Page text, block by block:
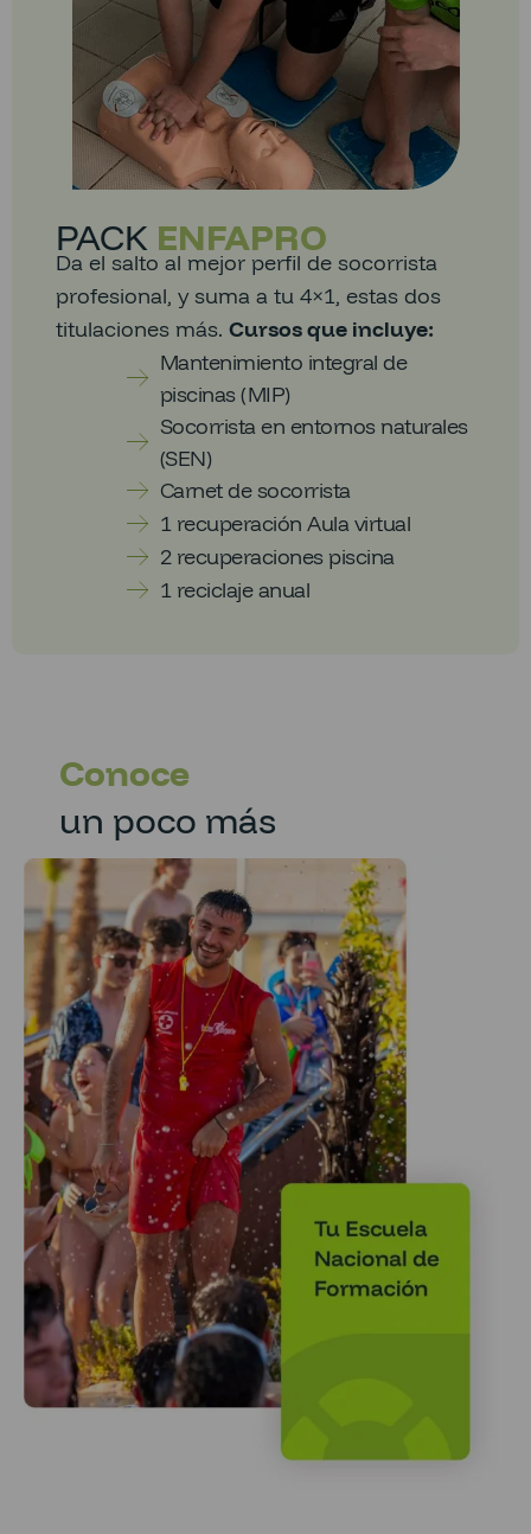
PACK ENFAPRO
Da el salto al mejor perfil de socorrista
profesional, y suma a tu 4×1, estas dos
titulaciones más.Cursos que incluye:
Mantenimiento integral de
piscinas (MIP)
Socorrista en entornos naturales
(SEN)
Carnet de socorrista
1 recuperación Aula virtual
2 recuperaciones piscina
1 reciclaje anual
Conoce
un poco más